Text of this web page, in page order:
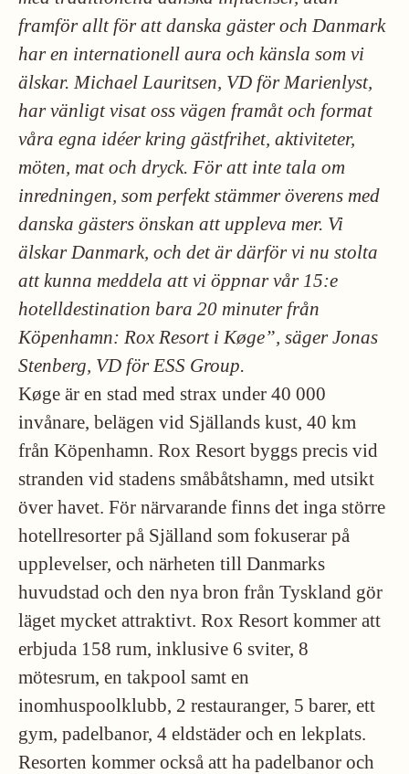
framför allt för att danska gäster och Danmark
har en internationell aura och känsla som vi
älskar. Michael Lauritsen, VD för Marienlyst,
har vänligt visat oss vägen framåt och format
våra egna idéer kring gästfrihet, aktiviteter,
möten, mat och dryck. För att inte tala om
inredningen, som perfekt stämmer överens med
danska gästers önskan att uppleva mer. Vi
älskar Danmark, och det är därför vi nu stolta
att kunna meddela att vi öppnar vår 15:e
hotelldestination bara 20 minuter från
Köpenhamn: Rox Resort i Køge”, säger Jonas
Stenberg, VD för ESS Group.
Køge är en stad med strax under 40 000
invånare, belägen vid Själlands kust, 40 km
från Köpenhamn. Rox Resort byggs precis vid
stranden vid stadens småbåtshamn, med utsikt
över havet. För närvarande finns det inga större
hotellresorter på Själland som fokuserar på
upplevelser, och närheten till Danmarks
huvudstad och den nya bron från Tyskland gör
läget mycket attraktivt. Rox Resort kommer att
erbjuda 158 rum, inklusive 6 sviter, 8
mötesrum, en takpool samt en
inomhuspoolklubb, 2 restauranger, 5 barer, ett
gym, padelbanor, 4 eldstäder och en lekplats.
Resorten kommer också att ha padelbanor och